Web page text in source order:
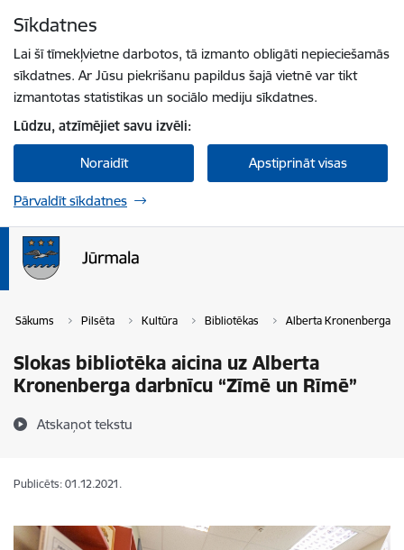
Sīkdatnes
Lai šī tīmekļvietne darbotos, tā izmanto obligāti nepieciešamās
sīkdatnes. Ar Jūsu piekrišanu papildus šajā vietnē var tikt
izmantotas statistikas un sociālo mediju sīkdatnes.
Lūdzu, atzīmējiet savu izvēli:
Noraidīt Apstiprināt visas
Pārvaldīt sīkdatnes
Sākums Pilsēta Kultūra Bibliotēkas Alberta Kronenberga
Slokas bibliotēka aicina uz Alberta
Kronenberga darbnīcu “Zīmē un Rīmē”
Atskaņot tekstu
Publicēts: 01.12.2021.